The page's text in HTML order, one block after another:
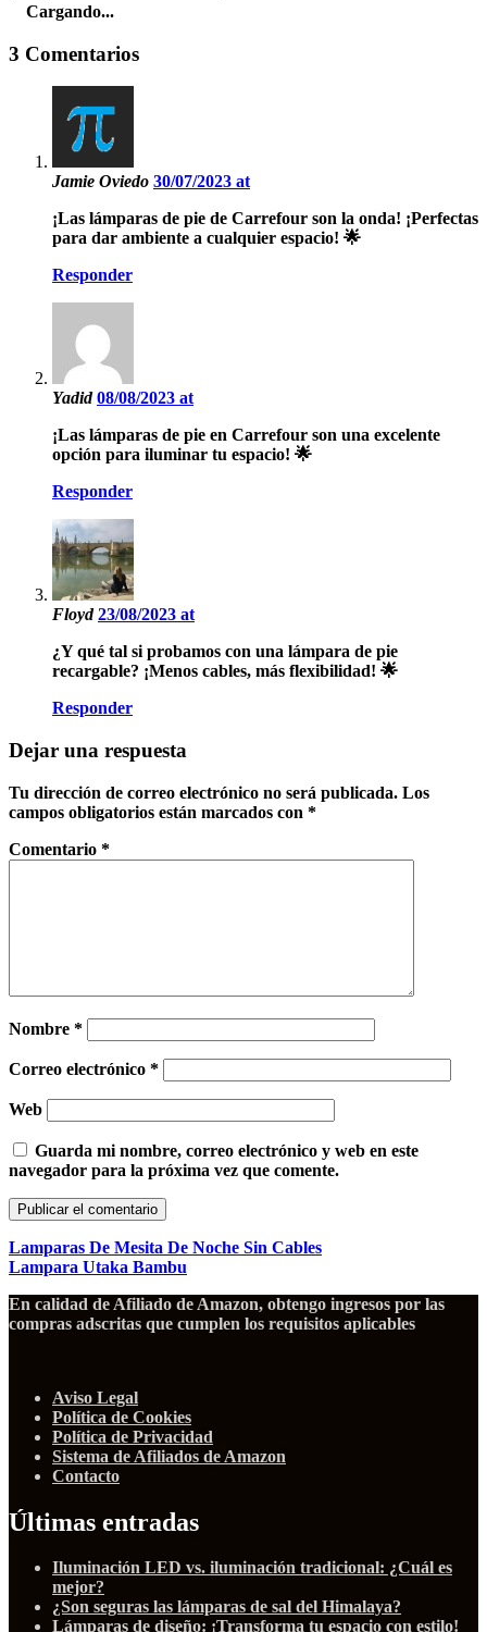
Cargando...
3 Comentarios
Jamie Oviedo 30/07/2023 at
¡Las lámparas de pie de Carrefour son la onda! ¡Perfectas
para dar ambiente a cualquier espacio! 🌟
Responder
Yadid08/08/2023 at
¡Las lámparas de pie en Carrefour son una excelente
opción para iluminar tu espacio! 🌟
Responder
Floyd23/08/2023 at
¿Y qué tal si probamos con una lámpara de pie
recargable? ¡Menos cables, más flexibilidad! 🌟
Responder
Dejar una respuesta
Tu dirección de correo electrónico no será publicada. Los
campos obligatorios están marcados con *
Comentario *
Nombre *
Correo electrónico *
Web
Guarda mi nombre, correo electrónico y web en este
navegador para la próxima vez que comente.
Lamparas De Mesita De Noche Sin Cables
Lampara Utaka Bambu
En calidad de Afiliado de Amazon, obtengo ingresos por las
compras adscritas que cumplen los requisitos aplicables
Aviso Legal
Política de Cookies
Política de Privacidad
Sistema de Afiliados de Amazon
Contacto
Últimas entradas
Iluminación LED vs. iluminación tradicional: ¿Cuál es
mejor?
¿Son seguras las lámparas de sal del Himalaya?
Lámparas de diseño: ¡Transforma tu espacio con estilo!